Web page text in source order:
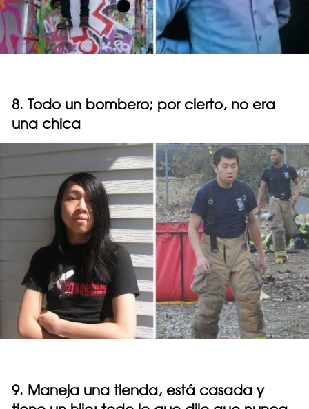
8. Todo un bombero; por cierto, no era
una chica
9. Maneja una tienda, está casada y